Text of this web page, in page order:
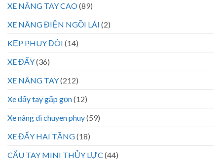
XE NÂNG TAY CAO(89)
XE NÂNG ĐIỆN NGỒI LÁI (2)
KẸP PHUY ĐÔI (14)
XE ĐẨY(36)
XE NÂNG TAY(212)
Xe đẩy tay gấp gọn(12)
Xe nâng di chuyen phuy(59)
XE ĐẨY HAI TẦNG(18)
CẨU TAY MINI THỦY LỰC (44)